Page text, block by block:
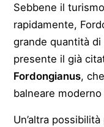
Sebbene il
rapidamente,
grande quantità
presente il già
Fordongianus,
balneare
Un’altra